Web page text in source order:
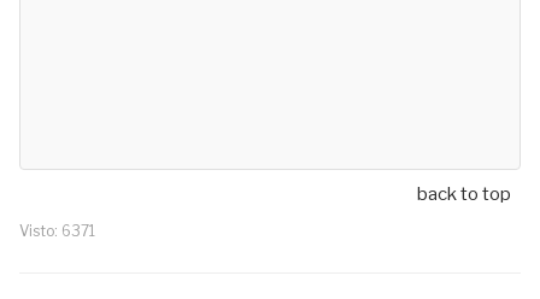
back to top
Visto: 6371